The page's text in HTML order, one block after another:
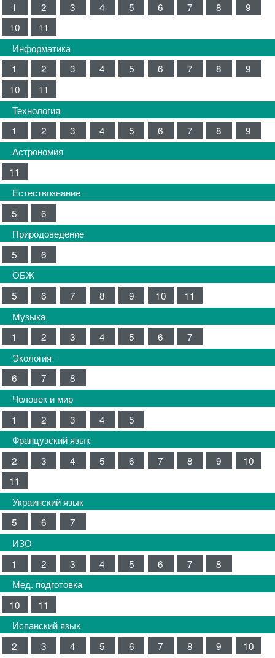
1 2 3 4 5 6 7 8
9
10
11
Информатика
1
2 3 4 5 6 7 8
9
10
11
Технология
1
2 3 4 5 6 7 8
9
Астрономия
11
Естествознание
5
6
Природоведение
5
6
ОБЖ
5
6 7 8 9 10
11
Музыка
1
2 3 4 5 6
7
Экология
6
7
8
Человек и мир
1
2 3 4
5
Французский язык
2
3 4 5 6 7 8 9
10
11
Украинский язык
5
6
7
ИЗО
1
2 3 4 5 6 7
8
Мед. подготовка
10
11
Испанский язык
2
3 4 5 6 7 8 9
10